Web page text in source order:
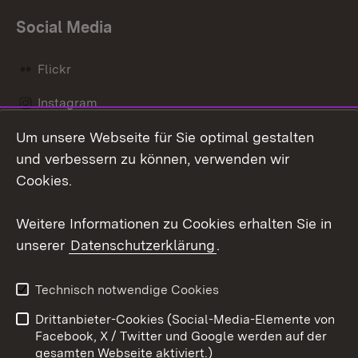
Social Media
Flickr
Instagram
Social Wall
Barrierefreiheit
Benutzungshinweise
Impressum
Cookies
Um unsere Webseite für Sie optimal gestalten
und verbessern zu können, verwenden wir
Cookies.
Weitere Informationen zu Cookies erhalten Sie in
unserer Datenschutzerklärung.
Technisch notwendige Cookies
Drittanbieter-Cookies (Social-Media-Elemente von
Facebook, X / Twitter und Google werden auf der
gesamten Webseite aktiviert.)